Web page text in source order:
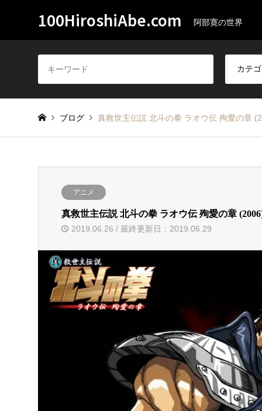
100HiroshiAbe.com 阿部寛の世界
ブログ 真救世主伝説 北斗の拳 ラオウ伝 殉愛の章
アニメ
真救世主伝説 北斗の拳 ラオウ伝 殉愛の章
2019.06.26 / 最終更新日：2019.06.29